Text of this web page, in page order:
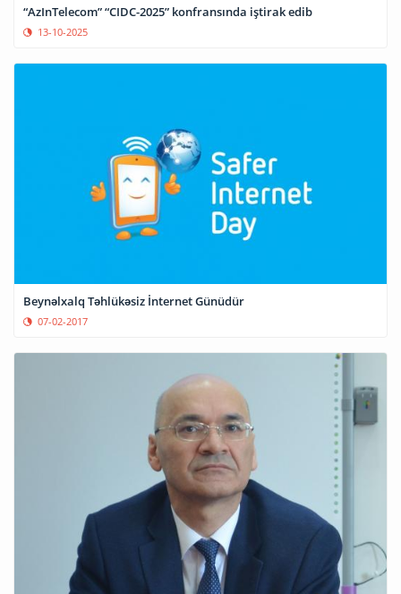
“AzInTelecom” “CIDC-2025” konfransında iştirak edib
13-10-2025
Beynəlxalq Təhlükəsiz İnternet Günüdür
07-02-2017